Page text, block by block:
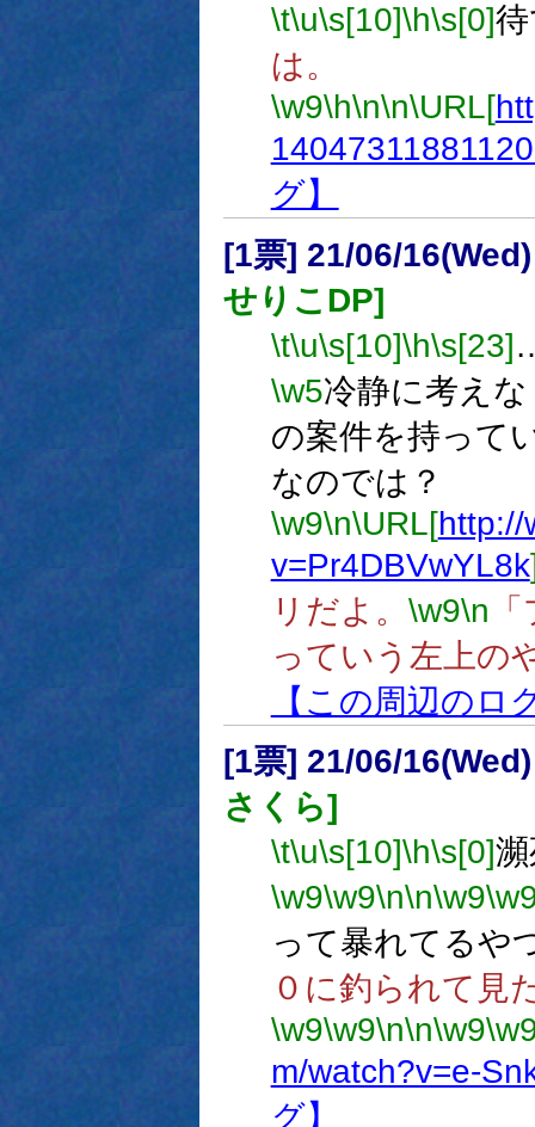
\t\u\s[10]\h\s[0]
は。
\w9\h\n\n\URL[
グ】
[1票] 21/06/
せりこDP]
\t\u\s[10]\h\s[23]
\w5冷静に考え
の案件を持って
なのでは？
\w9\n\URL[http://
v=Pr4DBVwYL8k
リだよ。 \w9\n
っていう左上の
【この周辺のロ
[1票] 21/06/
さくら]
\t\u\s[10]\h\s[0]
\w9\w9\n\n\w9
って暴れてるや
０に釣られて見
\w9\w9\n\n\w9
m/watch?v=e-
グ】